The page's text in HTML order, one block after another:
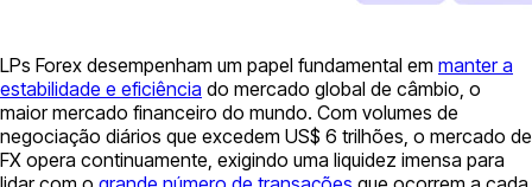
LPs Forex desempenham um papel fundamental em manter a
estabilidade e eficiência do mercado global de câmbio, o
maior mercado financeiro do mundo. Com volumes de
negociação diários que excedem US$ 6 trilhões, o mercado de
FX opera continuamente, exigindo uma liquidez imensa para